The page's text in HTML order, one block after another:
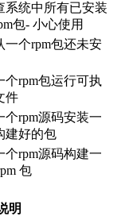
系统中所有已安装
包- 小心使用
一个rpm包还未安
个rpm包运行可执
件
个rpm源码安装一
建好的包
个rpm源码构建一
包
明